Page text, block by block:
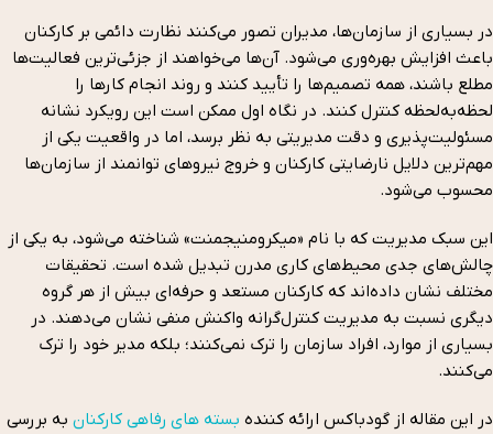
در بسیاری از سازمان‌ها، مدیران تصور می‌کنند نظارت دائمی بر کارکنان
باعث افزایش بهره‌وری می‌شود. آن‌ها می‌خواهند از جزئی‌ترین فعالیت‌ها
مطلع باشند، همه تصمیم‌ها را تأیید کنند و روند انجام کارها را
لحظه‌به‌لحظه کنترل کنند. در نگاه اول ممکن است این رویکرد نشانه
مسئولیت‌پذیری و دقت مدیریتی به نظر برسد، اما در واقعیت یکی از
مهم‌ترین دلایل نارضایتی کارکنان و خروج نیروهای توانمند از سازمان‌ها
محسوب می‌شود.
این سبک مدیریت که با نام «میکرومنیجمنت» شناخته می‌شود، به یکی از
چالش‌های جدی محیط‌های کاری مدرن تبدیل شده است. تحقیقات
مختلف نشان داده‌اند که کارکنان مستعد و حرفه‌ای بیش از هر گروه
دیگری نسبت به مدیریت کنترل‌گرانه واکنش منفی نشان می‌دهند. در
بسیاری از موارد، افراد سازمان را ترک نمی‌کنند؛ بلکه مدیر خود را ترک
می‌کنند.
در این مقاله از گودباکس ارائه کننده بسته های رفاهی کارکنان به بررسی